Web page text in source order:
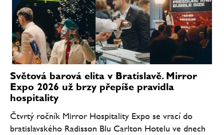
Světová barová elita v Bratislavě. Mirror
Expo 2026 už brzy přepíše pravidla
hospitality
Čtvrtý ročník Mirror Hospitality Expo se vrací do
bratislavského Radisson Blu Carlton Hotelu ve dnech